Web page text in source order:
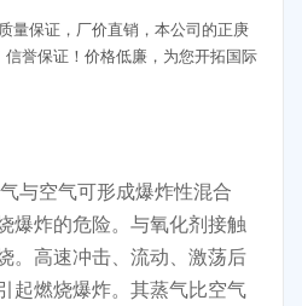
量保证，厂价直销，本公司的正庚
誉保证！价格低廉，为您开拓国际
与空气可形成爆炸性混合
爆炸的危险。与氧化剂接触
。高速冲击、流动、激荡后
起燃烧爆炸。其蒸气比空气